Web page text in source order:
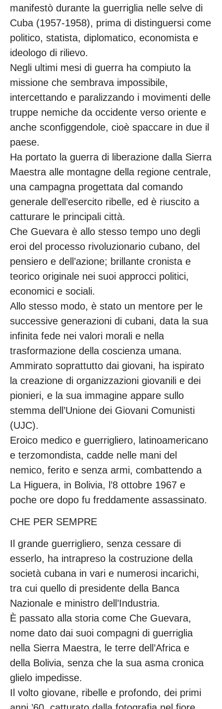
manifestò durante la guerriglia nelle selve di
Cuba (1957-1958), prima di distinguersi come
politico, statista, diplomatico, economista e
ideologo di rilievo.
Negli ultimi mesi di guerra ha compiuto la
missione che sembrava impossibile,
intercettando e paralizzando i movimenti delle
truppe nemiche da occidente verso oriente e
anche sconfiggendole, cioè spaccare in due il
paese.
Ha portato la guerra di liberazione dalla Sierra
Maestra alle montagne della regione centrale,
una campagna progettata dal comando
generale dell’esercito ribelle, ed è riuscito a
catturare le principali città.
Che Guevara è allo stesso tempo uno degli
eroi del processo rivoluzionario cubano, del
pensiero e dell’azione; brillante cronista e
teorico originale nei suoi approcci politici,
economici e sociali.
Allo stesso modo, è stato un mentore per le
successive generazioni di cubani, data la sua
infinita fede nei valori morali e nella
trasformazione della coscienza umana.
Ammirato soprattutto dai giovani, ha ispirato
la creazione di organizzazioni giovanili e dei
pionieri, e la sua immagine appare sullo
stemma dell’Unione dei Giovani Comunisti
(UJC).
Eroico medico e guerrigliero, latinoamericano
e terzomondista, cadde nelle mani del
nemico, ferito e senza armi, combattendo a
La Higuera, in Bolivia, l’8 ottobre 1967 e
poche ore dopo fu freddamente assassinato.
CHE PER SEMPRE
Il grande guerrigliero, senza cessare di
esserlo, ha intrapreso la costruzione della
società cubana in vari e numerosi incarichi,
tra cui quello di presidente della Banca
Nazionale e ministro dell’Industria.
È passato alla storia come Che Guevara,
nome dato dai suoi compagni di guerriglia
nella Sierra Maestra, le terre dell’Africa e
della Bolivia, senza che la sua asma cronica
glielo impedisse.
Il volto giovane, ribelle e profondo, dei primi